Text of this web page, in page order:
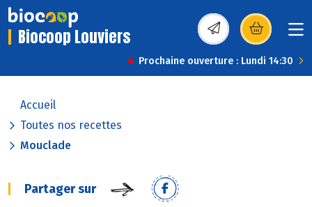
Biocoop Louviers (s’ouvre dans une
Prochaine ouverture : Lundi 14:30
Accueil
Toutes nos recettes
Mouclade
Partager sur